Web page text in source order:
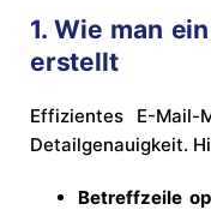
1. Wie man
erstellt
Effizientes E-Mail-
Detailgenauigkeit.
Betreffzeile